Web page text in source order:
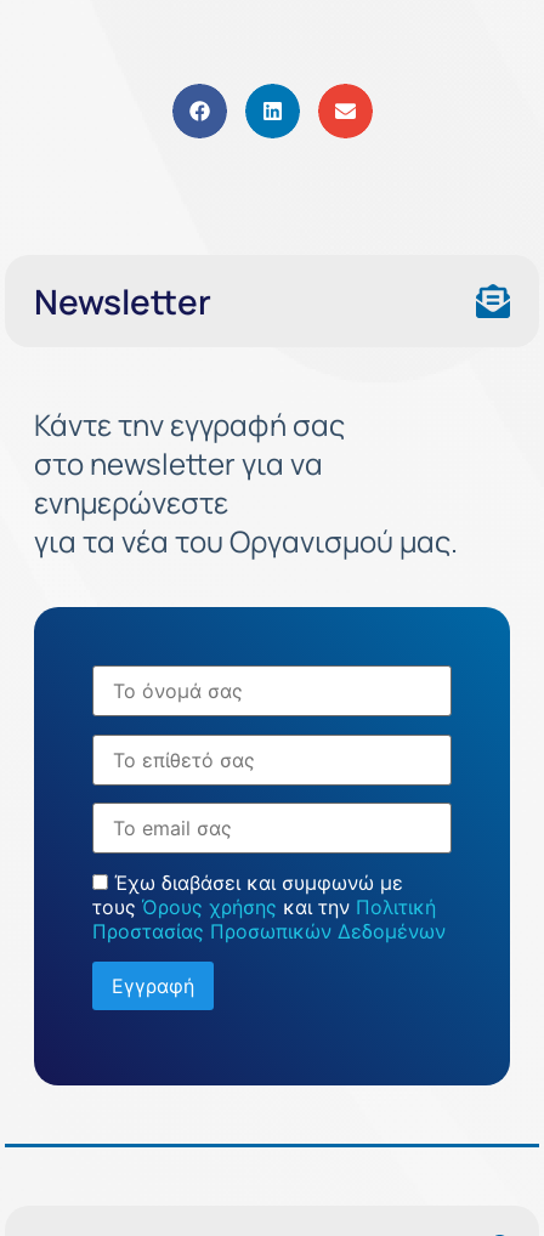
Newsletter
Κάντε την εγγραφή σας
στο newsletter για να
ενημερώνεστε
για τα νέα του Οργανισμού μας.
Όνομα
Επώνυμο
Email
Έχω διαβάσει και συμφωνώ με
τους Όρους χρήσης και την Πολιτική
Προστασίας Προσωπικών Δεδομένων